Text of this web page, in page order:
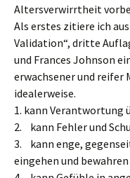
Altersverwirrtheit
Als erstes zitiere ich
Validation“, dritte
und Frances Johnson
erwachsener und reifer
idealerweise.
1. kann Verantwortung
2. kann Fehler und
3. kann enge,
eingehen und bewahren